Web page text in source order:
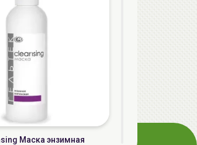
Маска энзимная